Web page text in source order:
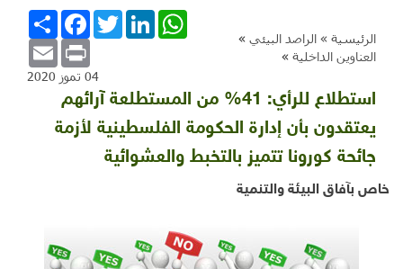
الرئيسية » الراصد البيئي »
العناوين الداخلية »
انشر
FacebookTwitterLinkedInWhatsApp
Email Print
04 تموز 2020
استطلاع للرأي: 41% من المستطلعة آرائهم
يعتقدون بأن إدارة الحكومة الفلسطينية لأزمة
جائحة كورونا تتميز بالتخبط والعشوائية
خاص بآفاق البيئة والتنمية